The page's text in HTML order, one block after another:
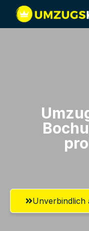
Unverbindlich